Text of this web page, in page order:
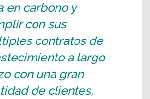
en carbono y
con sus
contratos de
a largo
con una gran
de clientes,